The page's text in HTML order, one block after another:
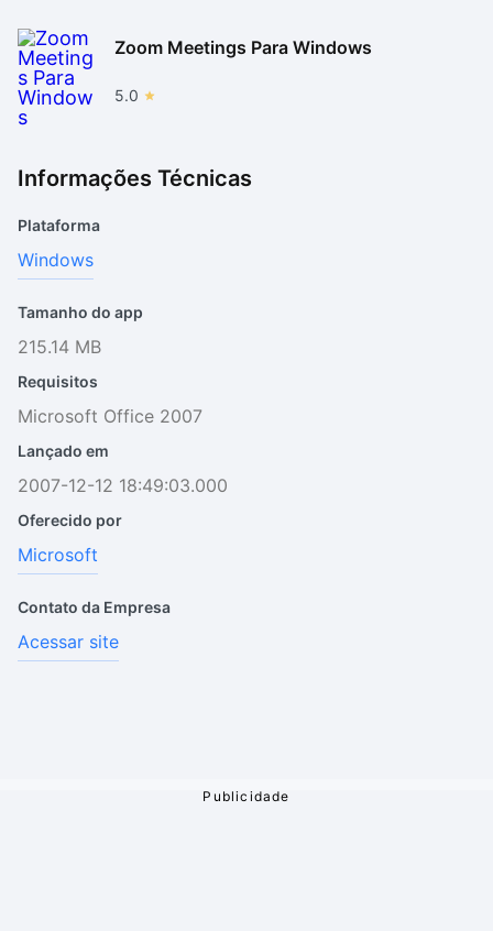
Zoom Meetings Para Windows
5.0
Informações Técnicas
Plataforma
Windows
Tamanho do app
215.14 MB
Requisitos
Microsoft Office 2007
Lançado em
2007-12-12 18:49:03.000
Oferecido por
Microsoft
Contato da Empresa
Acessar site